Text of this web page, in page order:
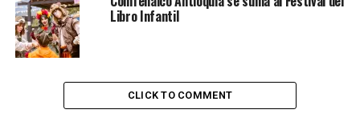
Libro Infantil
CLICK TO COMMENT